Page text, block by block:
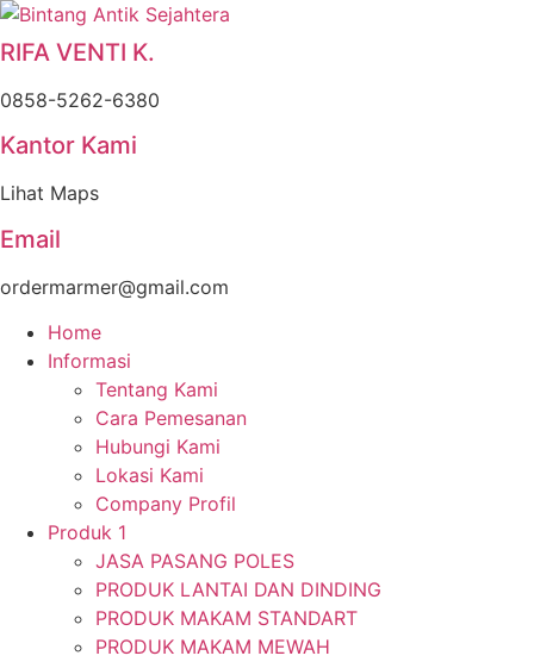
Skip
to
RIFA VENTI K.
0858-5262-6380
Kantor Kami
Lihat Maps
Email
ordermarmer@gmail.com
Home
Informasi
Tentang Kami
Cara Pemesanan
Hubungi Kami
Lokasi Kami
Company Profil
Produk 1
JASA PASANG POLES
PRODUK LANTAI DAN DINDING
PRODUK MAKAM STANDART
PRODUK MAKAM MEWAH